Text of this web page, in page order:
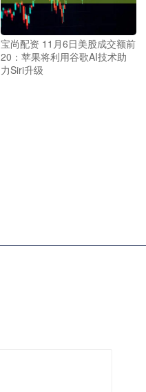
宝尚配资 11月6日美股成交额前
20：苹果将利用谷歌AI技术助
力Siri升级